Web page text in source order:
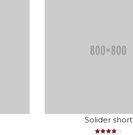
Solider short